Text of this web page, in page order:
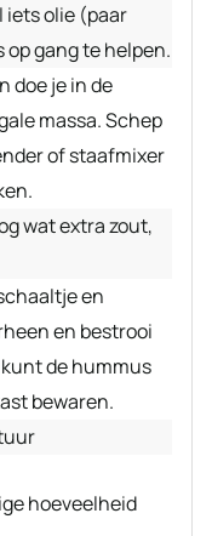
iets olie (paar
gang te helpen.
doe je in de
massa. Schep
of staafmixer
wat extra zout,
en
en bestrooi
de hummus
bewaren.
hoeveelheid